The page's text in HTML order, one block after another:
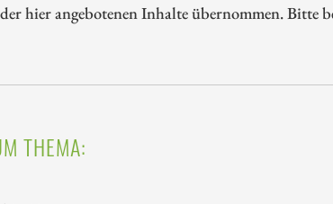
hier angebotenen Inhalte übernommen. Bitte
THEMA: